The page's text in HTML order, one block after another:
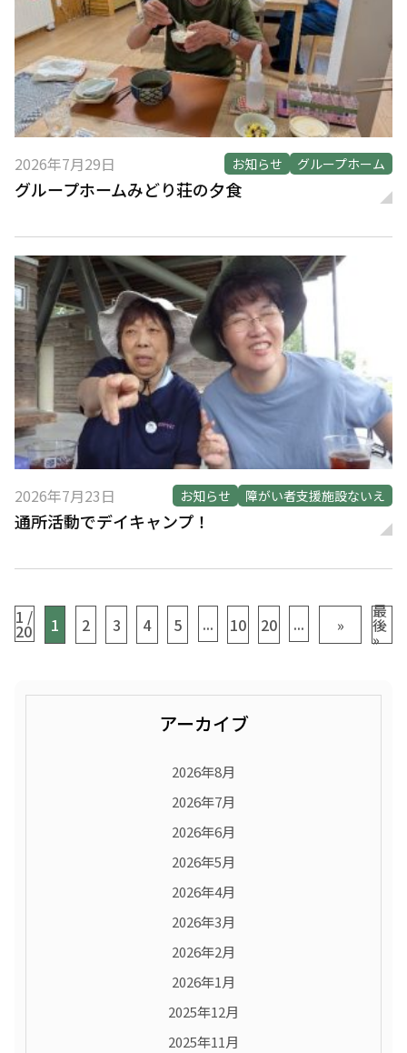
2026年7月29日 お知らせ グループホーム
グループホームみどり荘の夕食
2026年7月23日 お知らせ 障がい者支援施設ないえ
通所活動でデイキャンプ！
1 /
20 1 2 3 4 5 ... 10 20 ... »
最
後
»
アーカイブ
2026年8月
2026年7月
2026年6月
2026年5月
2026年4月
2026年3月
2026年2月
2026年1月
2025年12月
2025年11月